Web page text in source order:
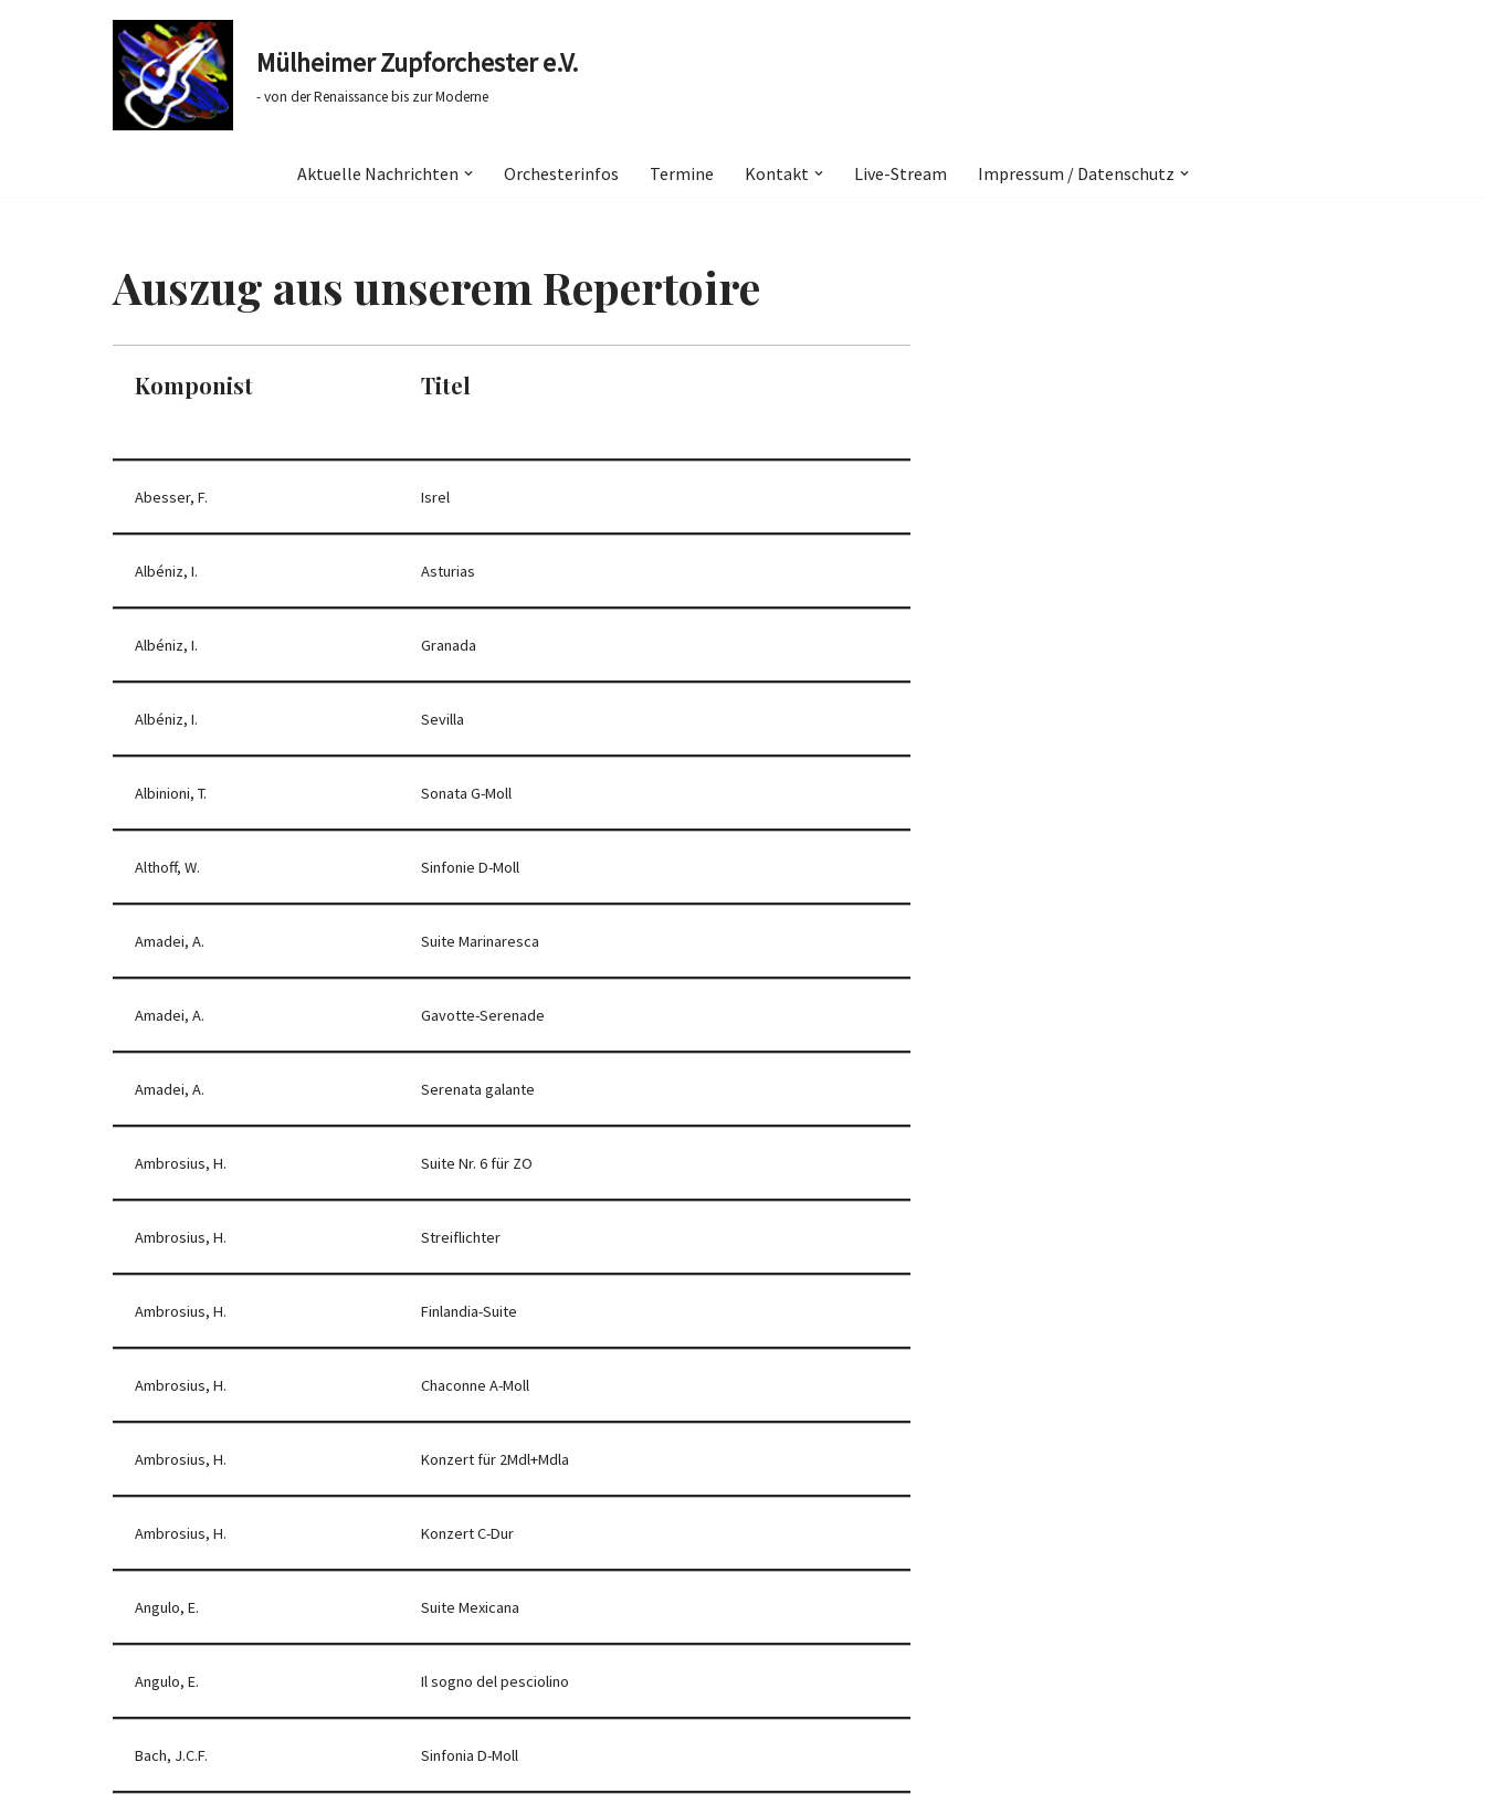
Mülheimer Zupforchester e.V.
- von der Renaissance bis zur Moderne
Aktuelle Nachrichten Orchesterinfos Termine Kontakt Live-Stream Impressum / Datenschutz
Auszug aus unserem Repertoire
Komponist Titel
Abesser, F. Isrel
Albéniz, I. Asturias
Albéniz, I. Granada
Albéniz, I. Sevilla
Albinioni, T. Sonata G-Moll
Althoff, W. Sinfonie D-Moll
Amadei, A. Suite Marinaresca
Amadei, A. Gavotte-Serenade
Amadei, A. Serenata galante
Ambrosius, H. Suite Nr. 6 für ZO
Ambrosius, H. Streiflichter
Ambrosius, H. Finlandia-Suite
Ambrosius, H. Chaconne A-Moll
Ambrosius, H. Konzert für 2Mdl+Mdla
Ambrosius, H. Konzert C-Dur
Angulo, E. Suite Mexicana
Angulo, E. Il sogno del pesciolino
Bach, J.C.F. Sinfonia D-Moll